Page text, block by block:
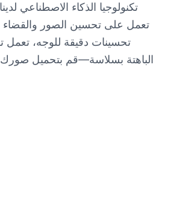
تعمل على تحسين الصور والقضاء
تحسينات دقيقة للوجه، تعمل
الباهتة بسلاسة—قم بتحميل صورك